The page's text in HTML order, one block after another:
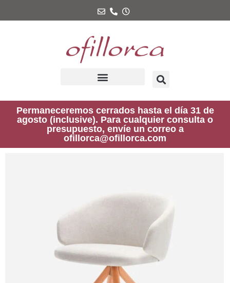
Permaneceremos cerrados hasta el día 31 de
agosto (inclusive). Para cualquier consulta o
presupuesto, envíe un correo a
ofillorca@ofillorca.com